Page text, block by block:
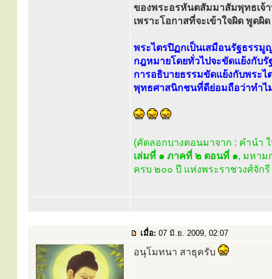
ของพระอรหันตสัมมาสัมพุทธเจ้
เพราะโอกาสที่จะเข้าใจผิด พูดผิ
พระไตรปิฏกเป็นเสมือนรัฐธรรมู
กฎหมายโดยทั่วไปจะขัดแย้งกับ
การอธิบายธรรมขัดแย้งกับพระไ
พุทธศาสนิกชนที่ดีย่อมถือว่าทำไ
(คัดลอกบางตอนมาจาก : คำนำ
เล่มที่ ๑ ภาคที่ ๒ ตอนที่ ๑, มหาม
ครบ ๒๐๐ ปี แห่งพระราชวงศ์จั
เมื่อ: 07 มิ.ย. 2009, 02:07
อนุโมทนา สาธุครับ